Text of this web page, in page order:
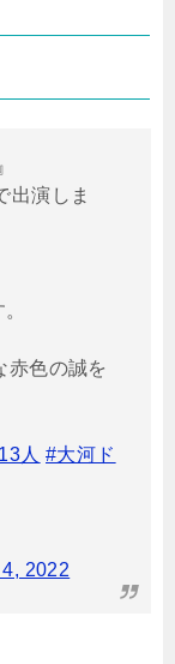
出演しま
赤色の誠を
人 #大河ド
4, 2022